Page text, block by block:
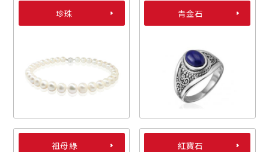
珍珠 青金石
祖母綠 紅寶石